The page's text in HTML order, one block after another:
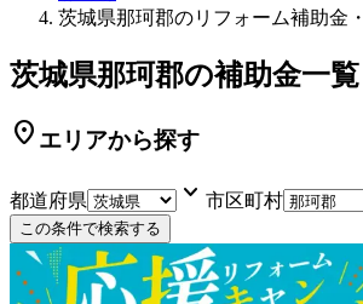
茨城県那珂郡のリフォーム補助金
茨城県那珂郡の補助金一覧
location_on エリアから探す
都道府県 keyboard_arrow_down 市区町村
この条件で検索する